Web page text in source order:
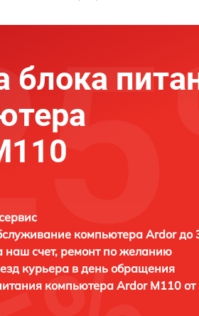
блока
компьютера Ardor до
наш счет, ремонт по желанию
курьера в день обращения
компьютера Ardor M110